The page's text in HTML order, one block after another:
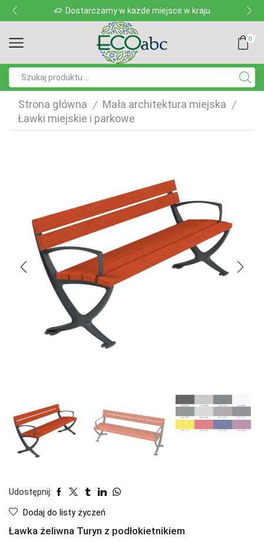
Dostarczamy w każde miejsce w kraju
0
Strona główna / Mała architektura miejska /
Ławki miejskie i parkowe
Udostępnij:
Dodaj do listy życzeń
Ławka żeliwna Turyn z podłokietnikiem